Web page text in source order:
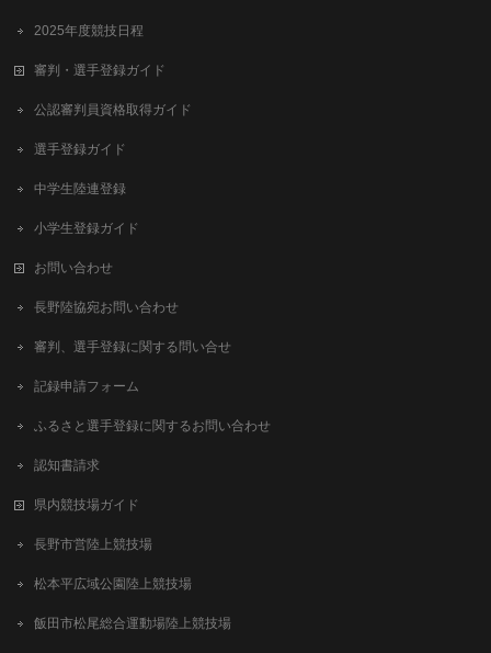
2025年度競技日程
審判・選手登録ガイド
公認審判員資格取得ガイド
選手登録ガイド
中学生陸連登録
小学生登録ガイド
お問い合わせ
長野陸協宛お問い合わせ
審判、選手登録に関する問い合せ
記録申請フォーム
ふるさと選手登録に関するお問い合わせ
認知書請求
県内競技場ガイド
長野市営陸上競技場
松本平広域公園陸上競技場
飯田市松尾総合運動場陸上競技場